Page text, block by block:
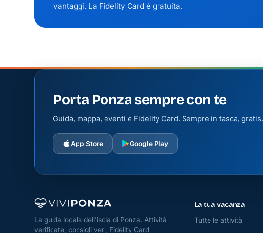
vantaggi. La Fidelity Card è gratuita.
Porta Ponza sempre con te
Guida, mappa, eventi e Fidelity Card. Sempre in tasca, gratis.
App Store Google Play
La guida locale dell'isola di Ponza. Attività
verificate, consigli veri, Fidelity Card
La tua vacanza
Tutte le attività